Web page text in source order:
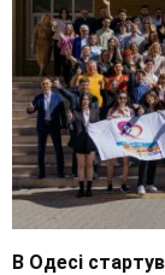
В Одесі